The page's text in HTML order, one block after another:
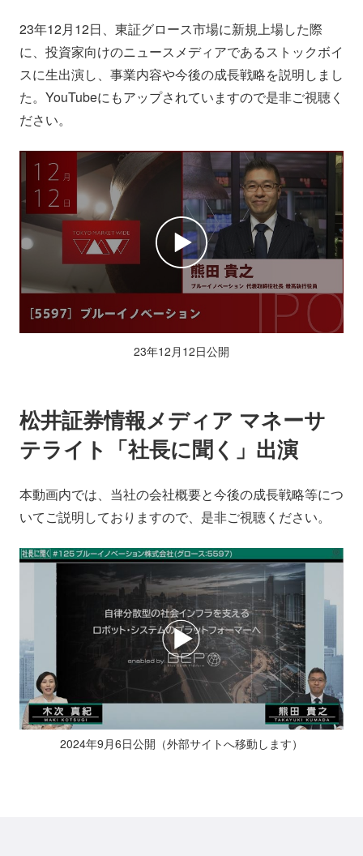
23年12月12日、東証グロース市場に新規上場した際
に、投資家向けのニュースメディアであるストックボイ
スに生出演し、事業内容や今後の成長戦略を説明しまし
た。YouTubeにもアップされていますので是非ご視聴く
ださい。
23年12月12日公開
松井証券情報メディア マネーサ
テライト「社長に聞く」出演
本動画内では、当社の会社概要と今後の成長戦略等につ
いてご説明しておりますので、是非ご視聴ください。
2024年9月6日公開（外部サイトへ移動します）